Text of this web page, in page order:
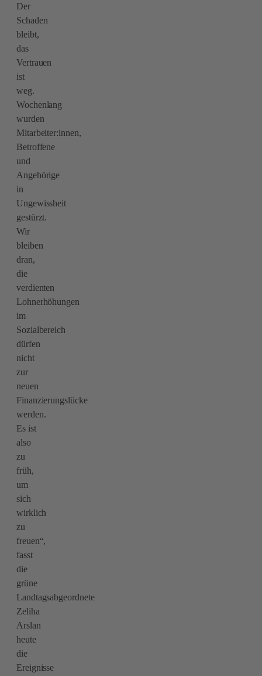
Der
Schaden
bleibt,
das
Vertrauen
ist
weg.
Wochenlang
wurden
Mitarbeiter:innen,
Betroffene
und
Angehörige
in
Ungewissheit
gestürzt.
Wir
bleiben
dran,
die
verdienten
Lohnerhöhungen
im
Sozialbereich
dürfen
nicht
zur
neuen
Finanzierungslücke
werden.
Es ist
also
zu
früh,
um
sich
wirklich
zu
freuen“,
fasst
die
grüne
Landtagsabgeordnete
Zeliha
Arslan
heute
die
Ereignisse